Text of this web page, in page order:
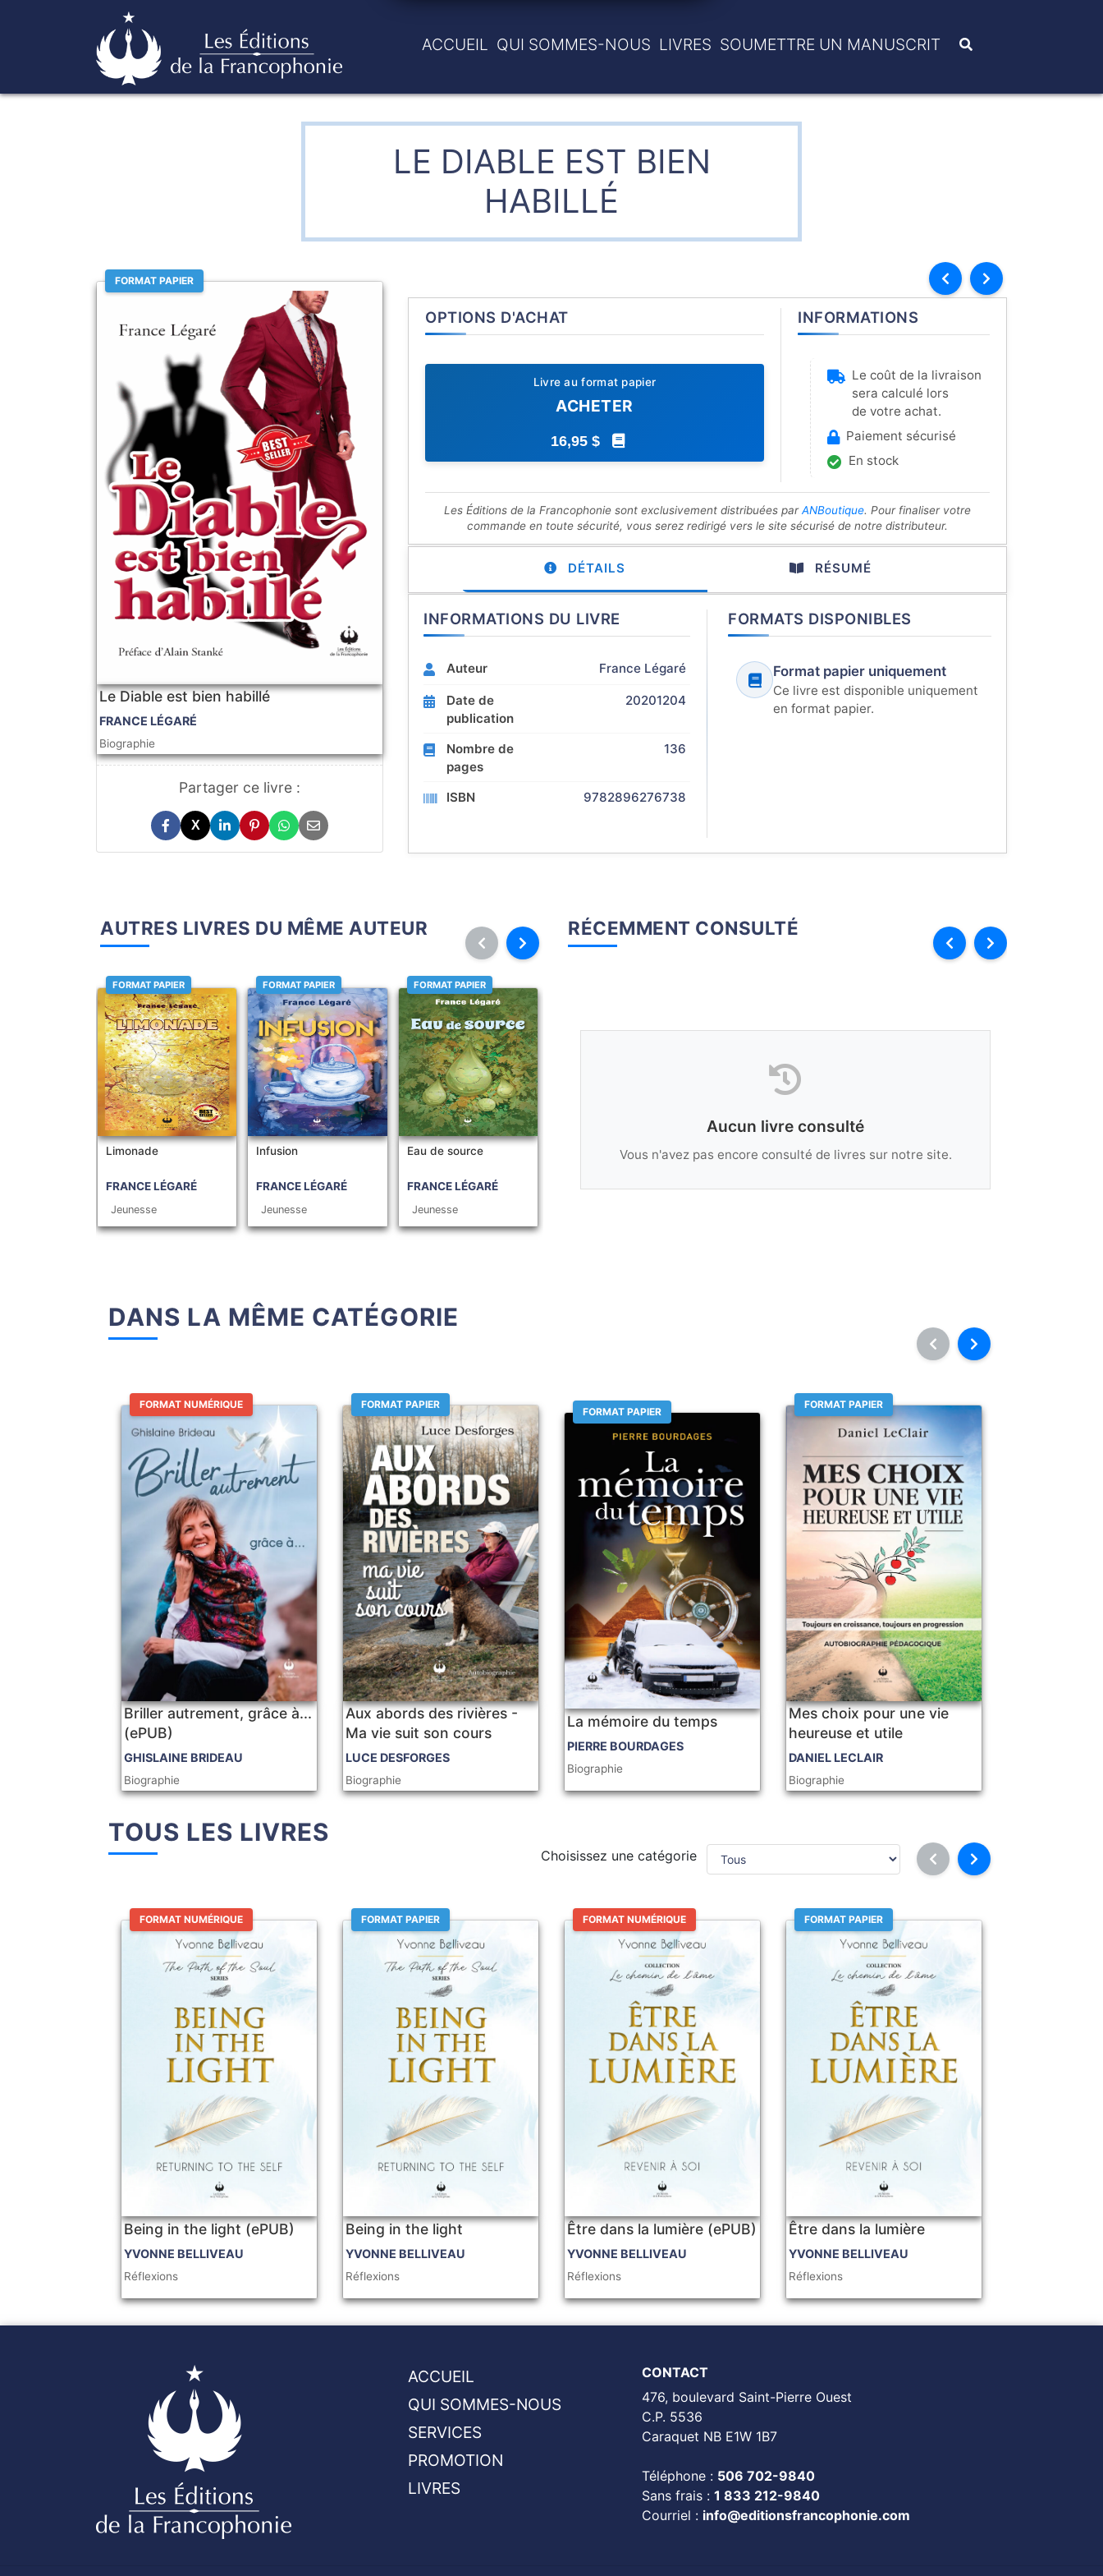
Skip
Éditions de la francophonie
ACCUEIL QUI SOMMES-NOUS LIVRES SOUMETTRE UN MANUSCRIT
LE DIABLE EST BIEN
HABILLÉ
FORMAT PAPIER
Le Diable est bien habillé
FRANCE LÉGARÉ
Biographie
Partager ce livre :
X
OPTIONS D'ACHAT
Livre au format papier
ACHETER
16,95 $
INFORMATIONS
Le coût de la livraison
sera calculé lors
de votre achat.
Paiement sécurisé
En stock
Les Éditions de la Francophonie sont exclusivement distribuées parANBoutique. Pour finaliser votre
commande en toute sécurité, vous serez redirigé vers le site sécurisé de notre distributeur.
DÉTAILS RÉSUMÉ
INFORMATIONS DU LIVRE
Auteur France Légaré
Date de
publication
20201204
Nombre de
pages
136
ISBN 9782896276738
FORMATS DISPONIBLES
Format papier uniquement
Ce livre est disponible uniquement
en format papier.
AUTRES LIVRES DU MÊME AUTEUR
FORMAT PAPIER
Limonade
FRANCE LÉGARÉ
Jeunesse
FORMAT PAPIER
Infusion
FRANCE LÉGARÉ
Jeunesse
FORMAT PAPIER
Eau de source
FRANCE LÉGARÉ
Jeunesse
RÉCEMMENT CONSULTÉ
Aucun livre consulté
Vous n'avez pas encore consulté de livres sur notre site.
DANS LA MÊME CATÉGORIE
FORMAT NUMÉRIQUE
Briller autrement, grâce à...
(ePUB)
GHISLAINE BRIDEAU
Biographie
FORMAT PAPIER
Aux abords des rivières -
Ma vie suit son cours
LUCE DESFORGES
Biographie
FORMAT PAPIER
La mémoire du temps
PIERRE BOURDAGES
Biographie
FORMAT PAPIER
Mes choix pour une vie
heureuse et utile
DANIEL LECLAIR
Biographie
TOUS LES LIVRES
Choisissez une catégorie
FORMAT NUMÉRIQUE
Being in the light (ePUB)
YVONNE BELLIVEAU
Réflexions
FORMAT PAPIER
Being in the light
YVONNE BELLIVEAU
Réflexions
FORMAT NUMÉRIQUE
Être dans la lumière (ePUB)
YVONNE BELLIVEAU
Réflexions
FORMAT PAPIER
Être dans la lumière
YVONNE BELLIVEAU
Réflexions
ACCUEIL
QUI SOMMES-NOUS
SERVICES
PROMOTION
LIVRES
CONTACT
476, boulevard Saint-Pierre Ouest
C.P. 5536
Caraquet NB E1W 1B7
Téléphone : 506 702-9840
Sans frais : 1 833 212-9840
Courriel : info@editionsfrancophonie.com